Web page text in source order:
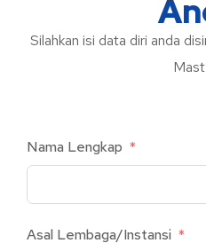
Silahkan isi data diri anda
Nama Lengkap
Asal Lembaga/Instansi